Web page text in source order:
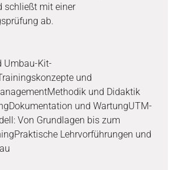
schließt mit einer
ab.
Umbau-Kit-
und
und Didaktik
und WartungUTM-
Von Grundlagen bis zum
Lehrvorführungen und